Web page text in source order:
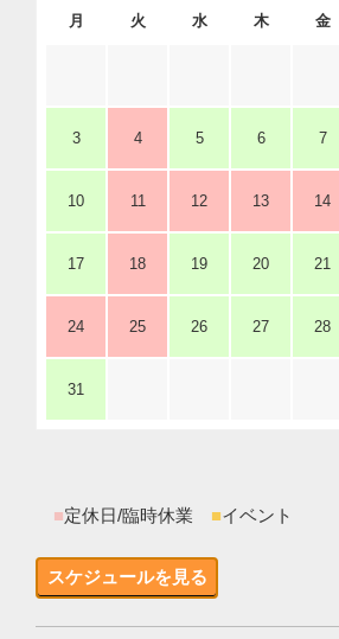
月 火 水 木 金
3 4 5 6 7
10 11 12 13 14
17 18 19 20 21
24 25 26 27 28
31
■定休日/臨時休業 ■イベント
スケジュールを見る